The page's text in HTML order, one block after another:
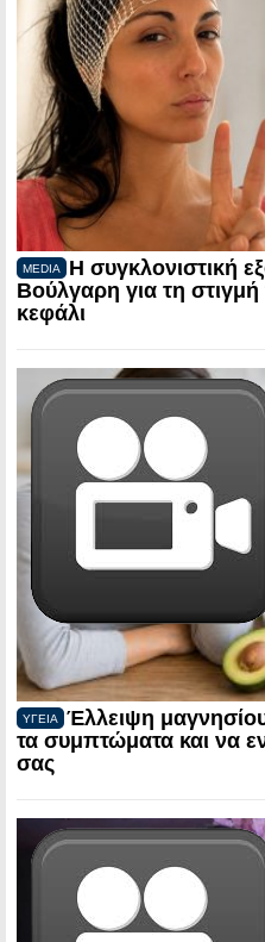
MEDIA
Η συγκλονιστική
Βούλγαρη για τη
κεφάλι
ΥΓΕΙΑ
Έλλειψη
τα συμπτώματα και να
σας